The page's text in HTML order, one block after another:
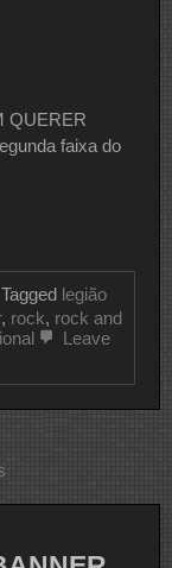
QUERER
faixa do
Tagged legião
, rock, rock and
Leave